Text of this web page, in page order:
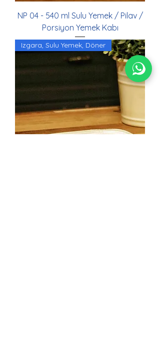
NP 04 - 540 ml Sulu Yemek / Pilav /
Porsiyon Yemek Kabı
Izgara, Sulu Yemek, Döner